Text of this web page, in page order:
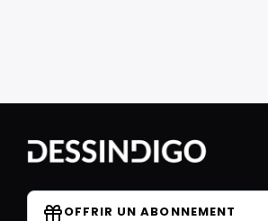
OFFRIR UN ABONNEMENT